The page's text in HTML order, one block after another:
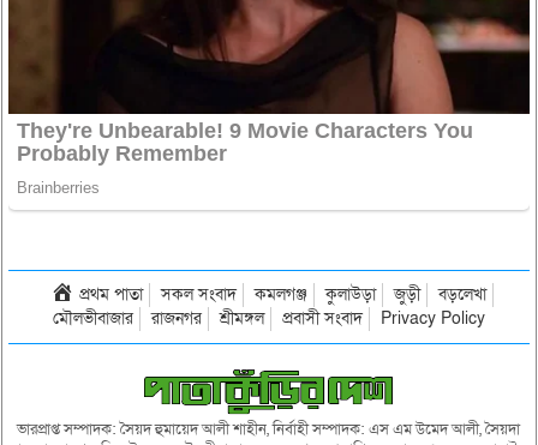
প্রথম পাতা সকল সংবাদ কমলগঞ্জ কুলাউড়া জুড়ী
বড়লেখা
মৌলভীবাজার
রাজনগর শ্রীমঙ্গল প্রবাসী সংবাদ Privacy Policy
ভারপ্রাপ্ত সম্পাদক: সৈয়দ হুমায়েদ আলী শাহীন, নির্বাহী সম্পাদক: এস এম উমেদ আলী, সৈয়দা